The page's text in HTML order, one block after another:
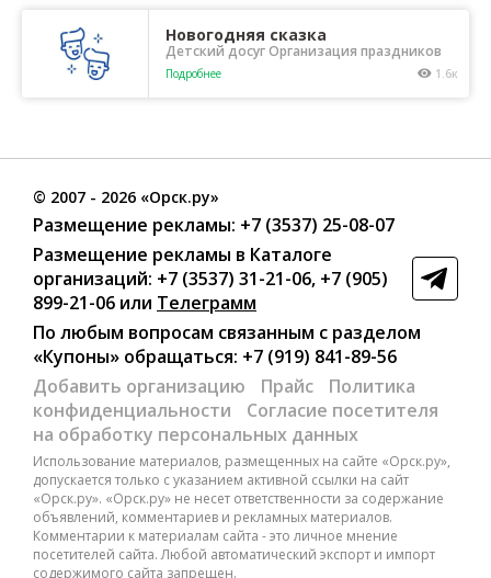
Новогодняя сказка
Детский досуг Организация праздников
Подробнее 1.6к
© 2007 - 2026 «Орск.ру»
Размещение рекламы: +7 (3537) 25-08-07
Размещение рекламы в Каталоге
организаций: +7 (3537) 31-21-06, +7 (905)
899-21-06 или Телеграмм
По любым вопросам связанным с разделом
«Купоны» обращаться: +7 (919) 841-89-56
Добавить организацию
Прайс
Политика
конфиденциальности
Согласие посетителя
на обработку персональных данных
Использование материалов, размещенных на сайте «Орск.ру»,
допускается только с указанием активной ссылки на сайт
«Орск.ру». «Орск.ру» не несет ответственности за содержание
объявлений, комментариев и рекламных материалов.
Комментарии к материалам сайта - это личное мнение
посетителей сайта. Любой автоматический экспорт и импорт
содержимого сайта запрещен.